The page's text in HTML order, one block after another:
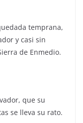
temprana,
y casi sin
de Enmedio.
que su
se lleva su rato.